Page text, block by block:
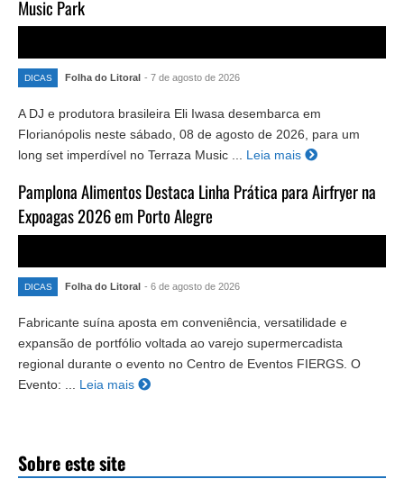
Music Park
DICAS Folha do Litoral - 7 de agosto de 2026
A DJ e produtora brasileira Eli Iwasa desembarca em
Florianópolis neste sábado, 08 de agosto de 2026, para um
long set imperdível no Terraza Music ... Leia mais
Pamplona Alimentos Destaca Linha Prática para Airfryer na
Expoagas 2026 em Porto Alegre
DICAS Folha do Litoral - 6 de agosto de 2026
Fabricante suína aposta em conveniência, versatilidade e
expansão de portfólio voltada ao varejo supermercadista
regional durante o evento no Centro de Eventos FIERGS. O
Evento: ...
Leia mais
Sobre este site